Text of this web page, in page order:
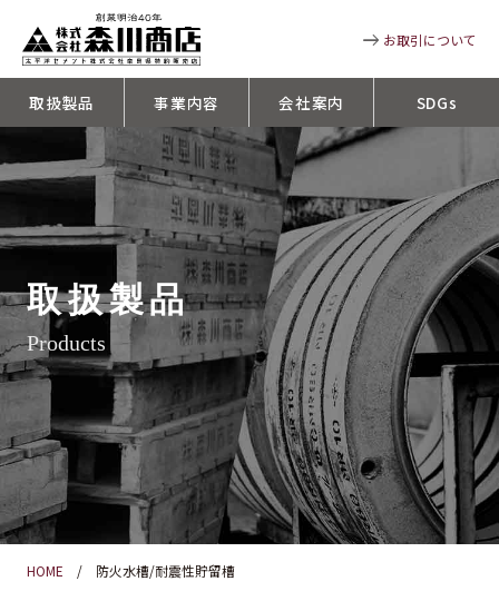
取扱製品 事業内容 会社案内 SDGs
お取引について
取扱製品
Products
HOME 防火水槽/耐震性貯留槽